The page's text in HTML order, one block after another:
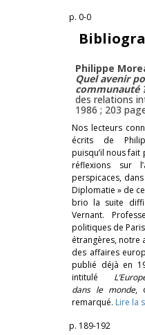
p. 0-0
Philippe
Quel avenir
communauté
des relations
1986 ; 203
Nos lecteurs
écrits de
puisqu’il nous
réflexions sur
perspicaces,
Diplomatie » de
brio la suite
Vernant.
politiques de
étrangères, notre
des affaires
publié déjà en
intitulé
dans le monde,
remarqué. Lire la
p. 189-192